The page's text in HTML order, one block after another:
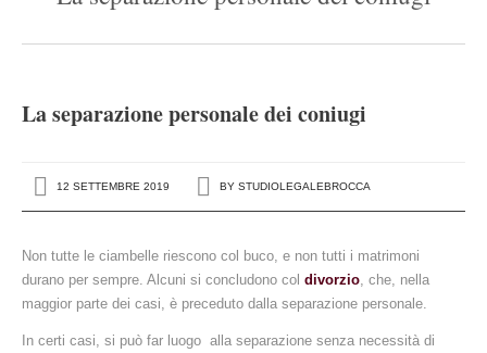
Contatti
La separazione personale dei coniugi
12 SETTEMBRE 2019 BY STUDIOLEGALEBROCCA
Non tutte le ciambelle riescono col buco, e non tutti i matrimoni
durano per sempre. Alcuni si concludono col divorzio, che, nella
maggior parte dei casi, è preceduto dalla separazione personale.
In certi casi, si può far luogo alla separazione senza necessità di